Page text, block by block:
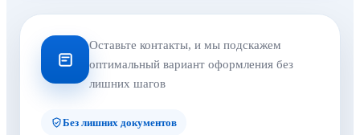
Оставьте контакты, и мы подскажем
оптимальный вариант оформления без
лишних шагов
Без лишних документов